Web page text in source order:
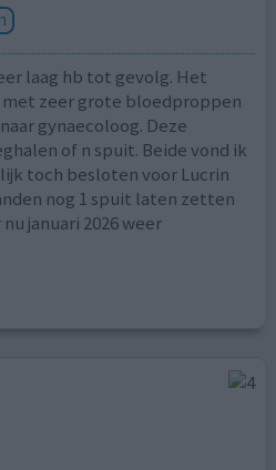
laag hb tot gevolg. Het
met zeer grote bloedproppen
gynaecoloog. Deze
of n spuit. Beide vond ik
toch besloten voor Lucrin
nog 1 spuit laten zetten
januari 2026 weer